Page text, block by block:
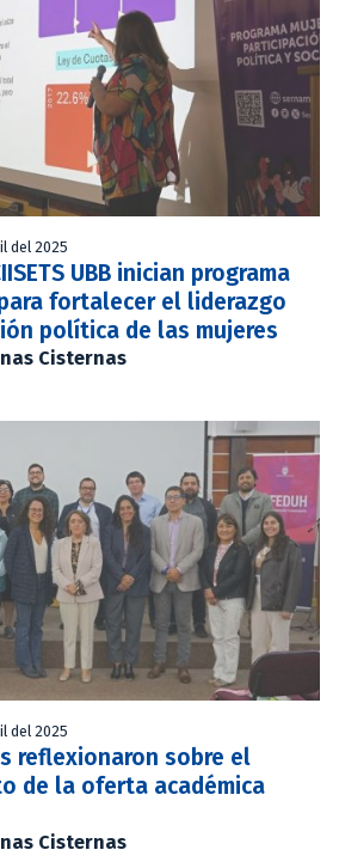
del 2025
UBB inician programa
fortalecer el liderazgo
política de las mujeres
Cisternas
del 2025
reflexionaron sobre el
de la oferta académica
Cisternas